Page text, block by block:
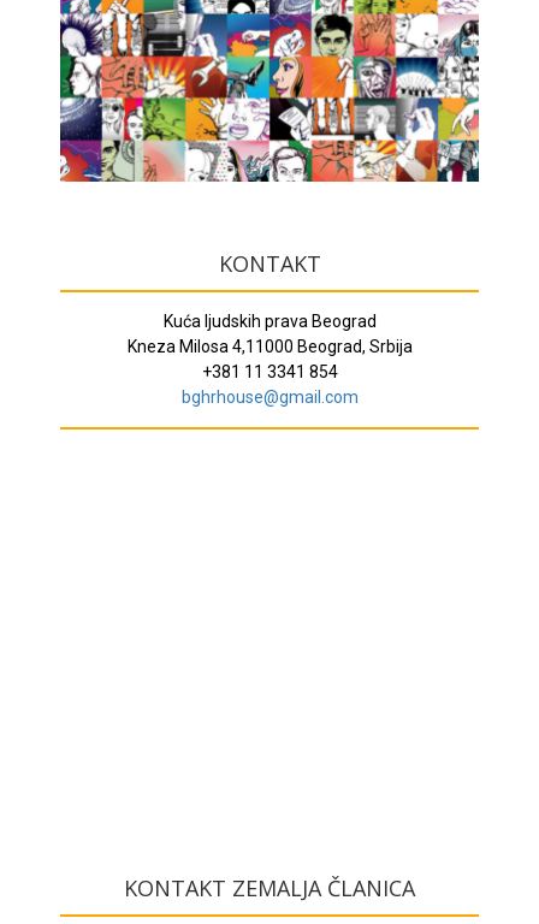
KONTAKT
Kuća ljudskih prava Beograd
Kneza Milosa 4,11000 Beograd, Srbija
+381 11 3341 854
bghrhouse@gmail.com
KONTAKT ZEMALJA ČLANICA